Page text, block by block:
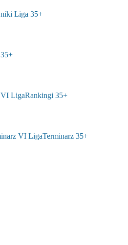
Liga 35+
LigaRankingi 35+
VI LigaTerminarz 35+